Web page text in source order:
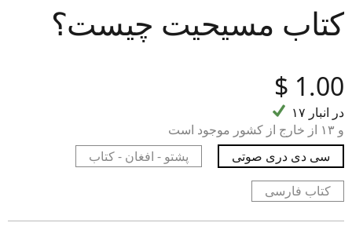
کتاب مسیحیت چیست؟
‎$ 1.00
۱۷ در انبار
و ۱۳ از خارج از کشور موجود است
پشتو - افغان - کتاب
سی دی دری صوتی
کتاب فارسی